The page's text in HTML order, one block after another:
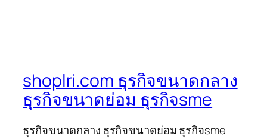
shoplri.com ธุรกิจขนาดกลาง
ธุรกิจขนาดย่อม ธุรกิจsme
ธุรกิจขนาดกลาง ธุรกิจขนาดย่อม ธุรกิจsme